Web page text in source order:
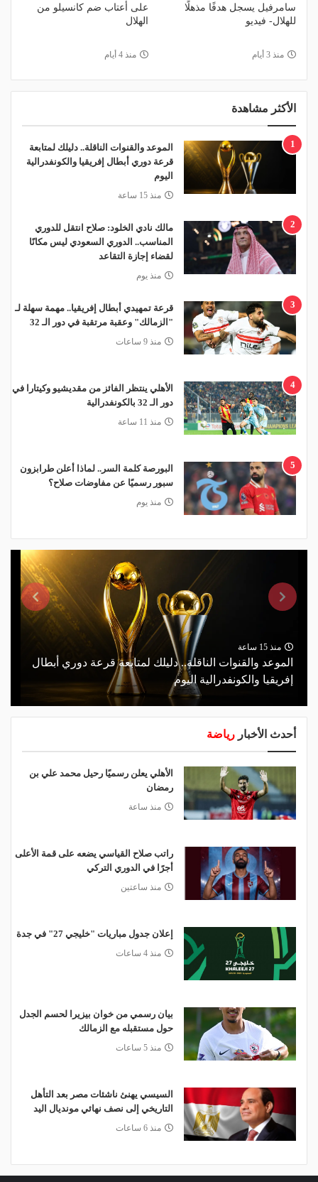
سامرفيل يسجل هدفًا مذهلًا
للهلال- فيديو
منذ 3 أيام
على أعتاب ضم كانسيلو من
الهلال
منذ 4 أيام
الأكثر مشاهدة
1
الموعد والقنوات الناقلة.. دليلك لمتابعة
قرعة دوري أبطال إفريقيا والكونفدرالية
اليوم
منذ 15 ساعة
2
مالك نادي الخلود: صلاح انتقل للدوري
المناسب.. الدوري السعودي ليس مكانًا
لقضاء إجازة التقاعد
منذ يوم
3
قرعة تمهيدي أبطال إفريقيا.. مهمة سهلة لـ
"الزمالك" وعقبة مرتقبة في دور الـ 32
منذ 9 ساعات
4
الأهلي ينتظر الفائز من مقديشيو وكيتارا في
دور الـ 32 بالكونفدرالية
منذ 11 ساعة
5
البورصة كلمة السر.. لماذا أعلن طرابزون
سبور رسميًا عن مفاوضات صلاح؟
منذ يوم
منذ 15 ساعة
الموعد والقنوات الناقلة.. دليلك لمتابعة قرعة دوري أبطال
إفريقيا والكونفدرالية اليوم
أحدث الأخبار رياضة
الأهلي يعلن رسميًا رحيل محمد علي بن
رمضان
منذ ساعة
راتب صلاح القياسي يضعه على قمة الأعلى
أجرًا في الدوري التركي
منذ ساعتين
إعلان جدول مباريات "خليجي 27" في جدة
منذ 4 ساعات
بيان رسمي من خوان بيزيرا لحسم الجدل
حول مستقبله مع الزمالك
منذ 5 ساعات
السيسي يهنئ ناشئات مصر بعد التأهل
التاريخي إلى نصف نهائي مونديال اليد
منذ 6 ساعات